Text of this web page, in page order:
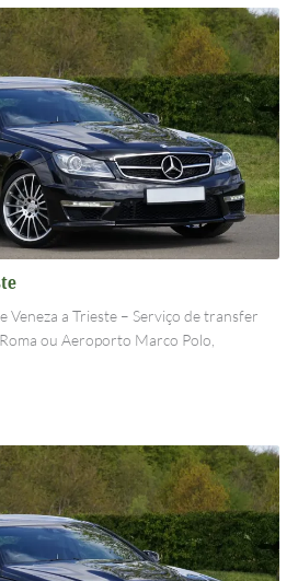
Veneza a Trieste – Serviço de transfer
ou Aeroporto Marco Polo,